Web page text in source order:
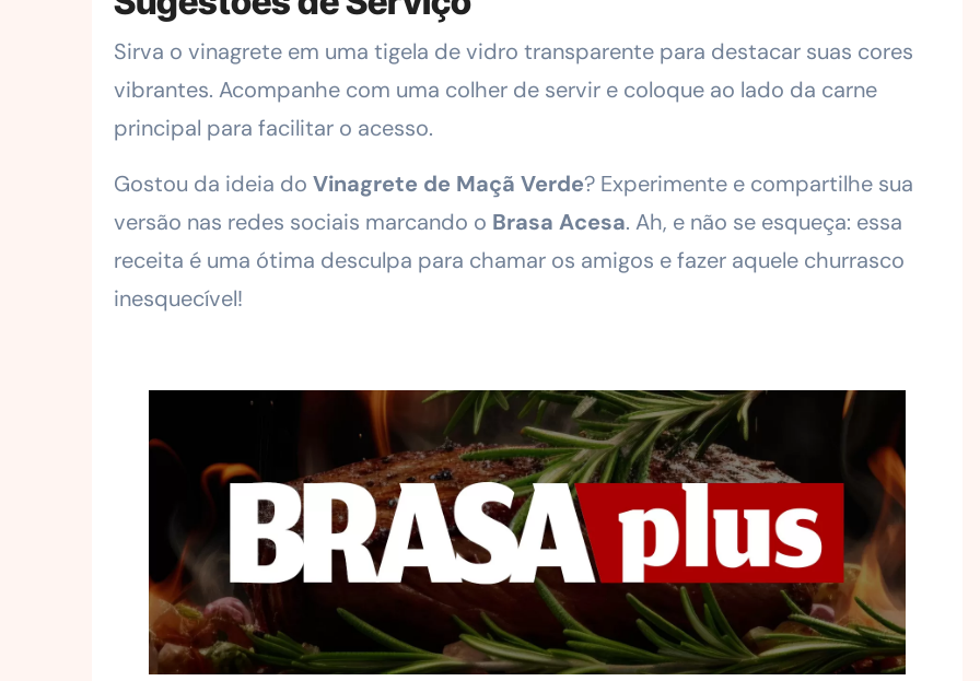
Sirva o vinagrete em uma tigela de vidro transparente para destacar suas cores
vibrantes. Acompanhe com uma colher de servir e coloque ao lado da carne
principal para facilitar o acesso.
Gostou da ideia do Vinagrete de Maçã Verde? Experimente e compartilhe sua
versão nas redes sociais marcando o Brasa Acesa. Ah, e não se esqueça: essa
receita é uma ótima desculpa para chamar os amigos e fazer aquele churrasco
inesquecível!